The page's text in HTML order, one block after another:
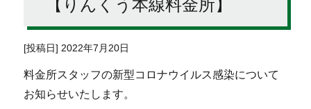
【りんくう本線料金所】
[投稿日] 2022年7月20日
料金所スタッフの新型コロナウイルス感染について
お知らせいたします。